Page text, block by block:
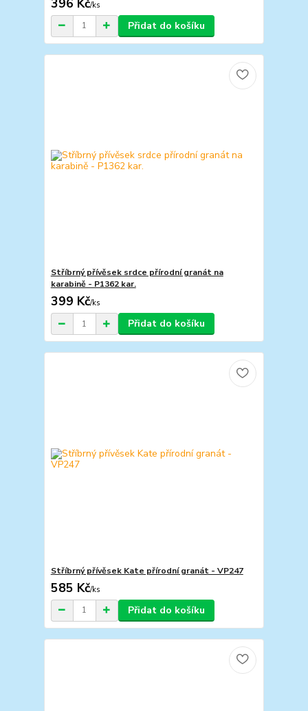
396 Kč/ks
Přidat do košíku
Stříbrný přívěsek srdce přírodní granát na
karabině - P1362 kar.
399 Kč/ks
Přidat do košíku
Stříbrný přívěsek Kate přírodní granát - VP247
585 Kč/ks
Přidat do košíku